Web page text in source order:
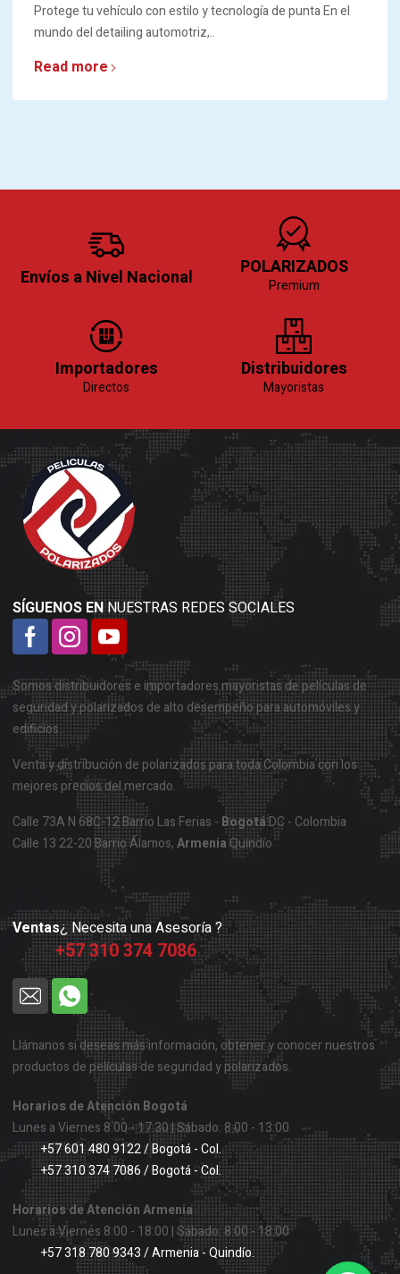
Protege tu vehículo con estilo y tecnología de punta En el
mundo del detailing automotriz,..
Read more
Envíos a Nivel Nacional POLARIZADOS
Premium
Importadores
Directos
Distribuidores
Mayoristas
SÍGUENOS EN NUESTRAS REDES SOCIALES
Somos distribuidores e importadores mayoristas de películas de
seguridad y polarizados de alto desempeño para automóviles y
edificios.
Venta y distribución de polarizados para toda Colombia con los
mejores precios del mercado.
Calle 73A N 68C-12 Barrio Las Ferias - BogotáDC - Colombia
Calle 13 22-20 Barrio Álamos,ArmeniaQuindío
Mapa Ubicación Bogotá
Ventas¿ Necesita una Asesoría ?
+57 310 374 7086
Llámanos si deseas más información, obtener y conocer nuestros
productos de películas de seguridad y polarizados.
Horarios de Atención Bogotá
Lunes a Viernes 8:00 - 17:30 | Sábado: 8:00 - 13:00
+57 601 480 9122 / Bogotá - Col.
+57 310 374 7086 / Bogotá - Col.
Horarios de Atención Armenia
Lunes a Viernes 8:00 - 18:00 | Sábado: 8:00 - 18:00
+57 318 780 9343 / Armenia - Quindío.
1